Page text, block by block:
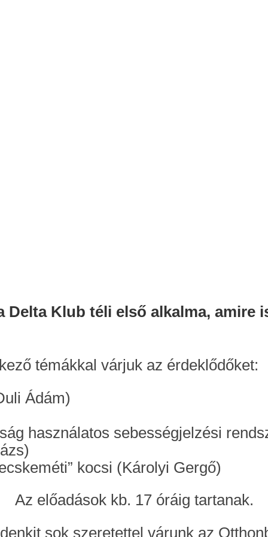
Delta Klub téli első alkalma, amire
témákkal várjuk az érdeklődőket:
Ádám)
használatos sebességjelzési
kocsi (Károlyi Gergő)
Az előadások kb. 17 óráig tartanak.
sok szeretettel várunk az